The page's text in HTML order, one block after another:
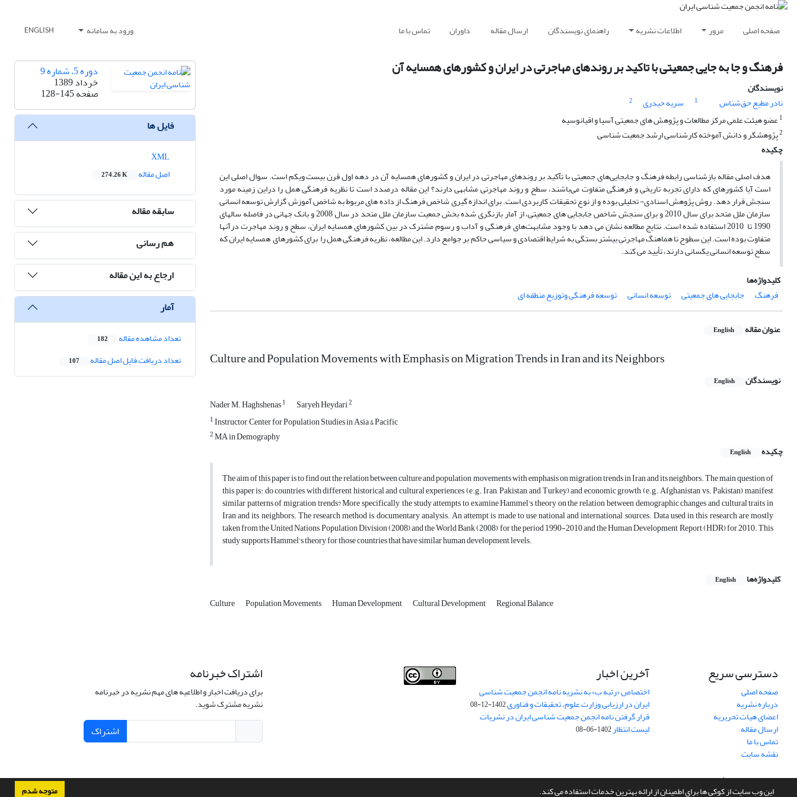
این وب سایت از کوکی ها برای اطمینان از ارائه بهترین خدمات استفاده می کند. متوجه شدم
صفحه اصلی مرور اطلاعات نشریه راهنمای نویسندگان ارسال مقاله داوران تماس با ما ورود به سامانه ENGLISH
فرهنگ و جا به جایی جمعیتی با تاکید بر روندهای مهاجرتی در ایران و کشورهای همسایه آن
نویسندگان
نادر مطیع حق‌شناس
1 سریه حیدری
2
1عضو هیئت علمی مرکز مطالعات و پژوهش های جمعیتی آسیا و اقیانوسیه
2پژوهشگر و دانش آموخته کارشناسی ارشد جمعیت شناسی
چکیده
هدف اصلی مقاله بازشناسی رابطه فرهنگ و جابجایی‌های جمعیتی با تآکید بر روندهای مهاجرتی در ایران و کشورهای همسایه آن در دهه اول قرن بیست ویکم است. سوال اصلی این
است آیا کشورهای که دارای تجربه تاریخی و فرهنگی متفاوت می‌باشند، سطح و روند مهاجرتی مشابهی دارند؟ این مقاله درصدد است تا نظریه فرهنگی همل را دراین زمینه مورد
سنجش قرار دهد. روش پژوهش اسنادی- تحلیلی بوده و از نوع تحقیقات کاربردی است. برای اندازه گیری شاخص فرهنگ از داده های مربوط به شاخص آموزش گزارش توسعه انسانی
سازمان ملل متحد برای سال 2010 و برای سنجش شاخص جابجایی های جمعیتی، از آمار بازنگری شده بخش جمعیت سازمان ملل متحد در سال 2008 و بانک جهانی در فاصله سالهای
1990 تا 2010 استفاده شده است. نتایج مطالعه نشان می دهد با وجود مشابهت‌های فرهنگی و آداب و رسوم مشترک در بین کشورهای همسایه ایران، سطح و روند مهاجرت درآنها
متفاوت بوده است. این سطوح نا هماهنگ مهاجرتی بیشتر بستگی به شرایط اقتصادی و سیاسی حاکم بر جوامع دارد. این مطالعه، نظریه فرهنگی همل را برای کشورهای همسایه ایران که
سطح توسعه انسانی یکسانی دارند، تأیید می کند.
کلیدواژه‌ها
فرهنگ
جابجایی های جمعیتی توسعه انسانی توسعه فرهنگی وتوزیع منطقه ای
عنوان مقاله English
Culture and Population Movements with Emphasis on Migration Trends in Iran and its Neighbors
نویسندگان English
Nader M. Haghshenas1 Saryeh Heydari2
1Instructor, Center for Population Studies in Asia & Pacific
2MA in Demography
چکیده
English
The aim of this paper is to find out the relation between culture and population movements with emphasis on migration trends in Iran and its neighbors. The main question of
this paper is: do countries with different historical and cultural experiences (e.g., Iran, Pakistan, and Turkey) and economic growth (e.g., Afghanistan vs. Pakistan) manifest
similar patterns of migration trends? More specifically, the study attempts to examine Hammel's theory on the relation between demographic changes and cultural traits in
Iran and its neighbors. The research method is documentary analysis. An attempt is made to use national and international sources. Data used in this research are mostly
taken from the United Nations Population Division (2008) and the World Bank (2008) for the period 1990-2010 and the Human Development Report (HDR) for 2010. This
study supports Hammel's theory for those countries that have similar human development levels.
کلیدواژه‌ها English
Culture Population Movements Human Development Cultural Development Regional Balance
دوره 5، شماره 9
خرداد 1389
صفحه128-145
فایل ها
اصل مقاله
274.26 K
سابقه مقاله
هم رسانی
ارجاع به این مقاله
آمار
تعداد مشاهده مقاله 182
تعداد دریافت فایل اصل مقاله 107
دسترسی سریع
صفحه اصلی
درباره نشریه
اعضای هیات تحریریه
ارسال مقاله
تماس با ما
نقشه سایت
آخرین اخبار
اختصاص «رتبه ب» به نشریه نامه انجمن جمعیت شناسی
ایران در ارزیابی وزارت علوم، تحقیقات و فناوری1402-12-08
قرار گرفتن نامه انجمن جمعیت شناسی ایران در نشریات
لیست انتظار1402-06-08
اشتراک خبرنامه
برای دریافت اخبار و اطلاعیه های مهم نشریه در خبرنامه
نشریه مشترک شوید.
اشتراک
سامانه مدیریت نشریات علمی.طراحی و پیاده سازی ازسیناوب